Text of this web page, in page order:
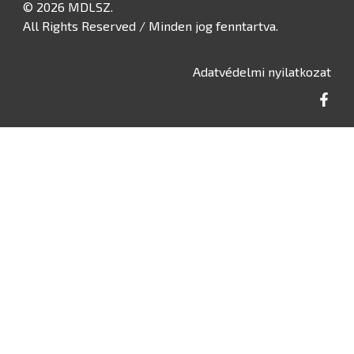
© 2026 MDLSZ.
All Rights Reserved / Minden jog fenntartva.
Adatvédelmi nyilatkozat